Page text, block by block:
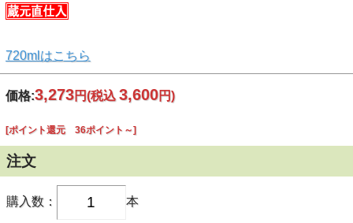
720mlはこちら
価格:3,273円(税込 3,600円)
[ポイント還元 36ポイント～]
注文
購入数： 本